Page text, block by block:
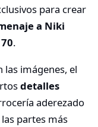
para crear
a Niki
.
las imágenes, el
detalles
aderezado
partes más